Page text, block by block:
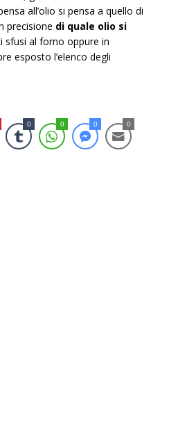
all’olio si pensa a quello di
precisione di quale olio si
sfusi al forno oppure in
esposto l’elenco degli
0 0 0 0